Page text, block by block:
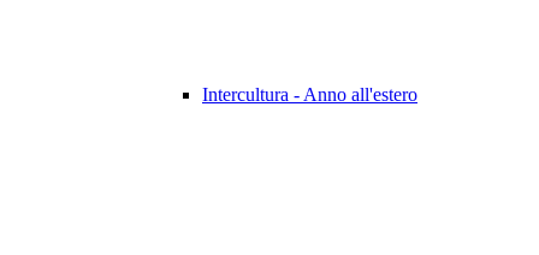
Intercultura - Anno all'estero